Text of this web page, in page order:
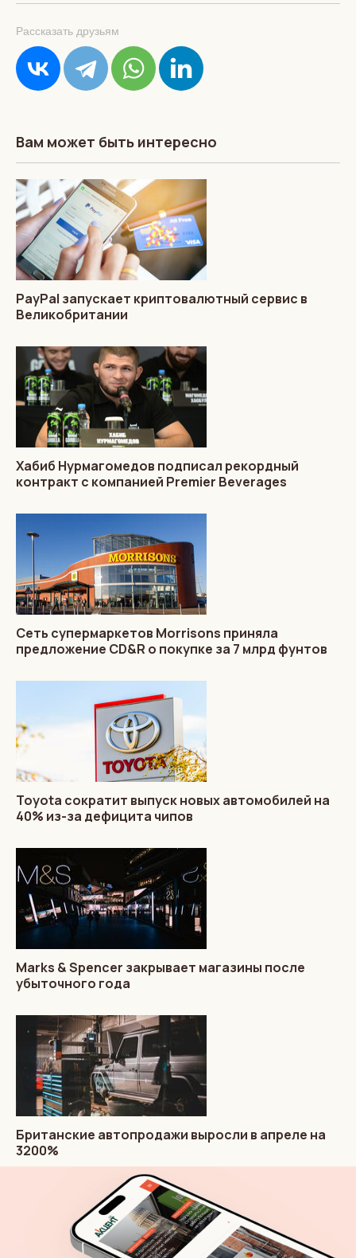
Рассказать друзьям
Вам может быть интересно
PayPal запускает криптовалютный сервис в
Великобритании
Хабиб Нурмагомедов подписал рекордный
контракт с компанией Premier Beverages
Сеть супермаркетов Morrisons приняла
предложение CD&R о покупке за 7 млрд фунтов
Toyota сократит выпуск новых автомобилей на
40% из-за дефицита чипов
Marks & Spencer закрывает магазины после
убыточного года
Британские автопродажи выросли в апреле на
3200%